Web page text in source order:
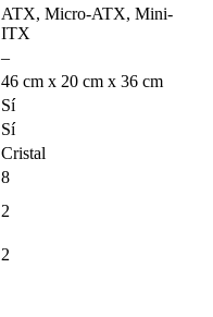
ATX, Micro-ATX, Mini-
ITX
–
46 cm x 20 cm x 36 cm
Sí
Sí
Cristal
8
2
2